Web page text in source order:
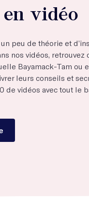
vidéo
peu de théorie et
nos vidéos, retrouvez
Bayamack-Tam ou
leurs conseils et
de vidéos avec tout le